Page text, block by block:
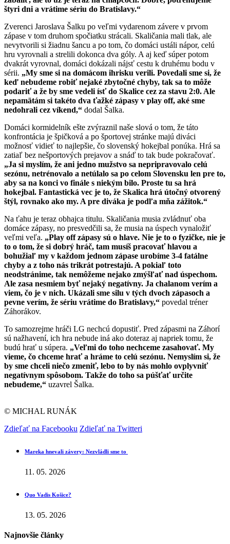
štyri dni a vrátime sériu do Bratislavy.“
Zverenci Jaroslava Šalku po veľmi vydarenom závere v prvom
zápase v tom druhom spočiatku strácali. Skaličania mali tlak, ale
nevytvorili si žiadnu šancu a po tom, čo domáci ustáli nápor, celú
hru vyrovnali a strelili dokonca dva góly. A aj keď súper potom
dvakrát vyrovnal, domáci dokázali nájsť cestu k druhému bodu v
sérii. „My sme si na domácom ihrisku verili. Povedali sme si, že
keď nebudeme robiť nejaké zbytočné chyby, tak sa to môže
podariť a že by sme vedeli ísť do Skalice cez za stavu 2:0. Ale
nepamätám si takéto dva ťažké zápasy v play off, aké sme
nedohrali cez víkend,“ dodal Šalka.
Domáci kormidelník ešte zvýraznil naše slová o tom, že táto
konfrontácia je špičková a po športovej stránke majú diváci
možnosť vidieť to najlepšie, čo slovenský hokejbal ponúka. Hrá sa
zatiaľ bez nešportových prejavov a snáď to tak bude pokračovať.
„Ja si myslím, že ani jedno mužstvo sa nepripravovalo celú
sezónu, netrénovalo a netúlalo sa po celom Slovensku len pre to,
aby sa na konci vo finále s niekým bilo. Proste tu sa hrá
hokejbal. Fantastická vec je to, že Skalica hrá útočný otvorený
štýl, rovnako ako my. A pre diváka je podľa mňa zážitok.“
Na ťahu je teraz obhajca titulu. Skaličania musia zvládnuť oba
domáce zápasy, no presvedčili sa, že musia na úspech vynaložiť
veľmi veľa. „Play off zápasy sú o hlave. Nie je to o fyzičke, nie je
to o tom, že si dobrý hráč, tam musíš pracovať hlavou a
bohužiaľ my v každom jednom zápase urobíme 3-4 fatálne
chyby a z toho nás trikrát potrestajú. A pokiaľ toto
neodstránime, tak nemôžeme nejako zmýšľať nad úspechom.
Ale zasa nesmiem byť nejaký negatívny. Ja chalanom verím a
viem, čo je v nich. Ukázali sme silu v tých dvoch zápasoch a
pevne verím, že sériu vrátime do Bratislavy,“ povedal tréner
Záhorákov.
To samozrejme hráči LG nechcú dopustiť. Pred zápasmi na Záhorí
sú nažhavení, ich hra nebude iná ako doteraz aj napriek tomu, že
budú hrať u súpera. „Veľmi do toho nechceme zasahovať. My
vieme, čo chceme hrať a hráme to celú sezónu. Nemyslím si, že
by sme chceli niečo zmeniť, lebo to by nás mohlo ovplyvniť
negatívnym spôsobom. Takže do toho sa púšťať určite
nebudeme,“ uzavrel Šalka.
© MICHAL RUNÁK
Zdieľať na Facebooku Zdieľať na Twitteri
Mareka hnevali závery: Nezvládli sme to
11. 05. 2026
Quo Vadis Košice?
13. 05. 2026
Najnovšie články